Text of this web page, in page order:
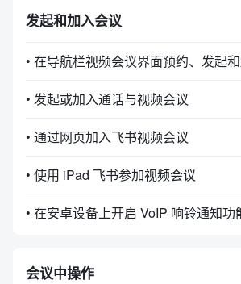
发起和加入会议
• 在导航栏视频会议界面预约、发起
• 发起或加入通话与视频会议
• 通过网页加入飞书视频会议
• 使用 iPad 飞书参加视频会议
• 在安卓设备上开启 VoIP 响铃通知功
会议中操作